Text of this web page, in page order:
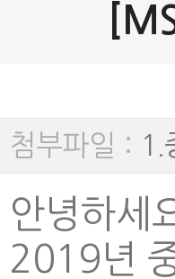
첨부파일 : 1.
안녕하세
2019년